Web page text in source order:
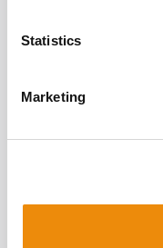
Statistics
Marketing